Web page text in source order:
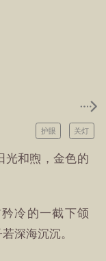
关灯
护眼
光和煦，金色的
冷的一截下颌
深海沉沉。